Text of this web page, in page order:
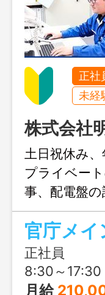
正社
未経
株式会社
土日祝休み
プライベー
事、配電盤
を一貫して
おかつ仕事
正社員
8:30～17:30
月給